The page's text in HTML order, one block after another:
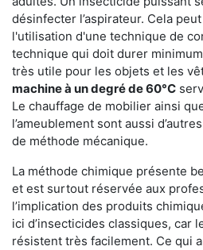
désinfecter l’aspirateur. Cela
l'utilisation d'une technique de
technique qui doit durer
très utile pour les objets et les
machine à un degré de 60°C
Le chauffage de mobilier ainsi
l’ameublement sont aussi
de méthode mécanique.
La méthode chimique présente
et est surtout réservée aux
l’implication des produits
ici d’insecticides classiques, car
résistent très facilement. Ce qui